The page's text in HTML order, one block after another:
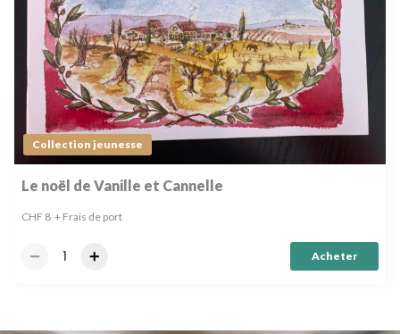
Collection jeunesse
Le noël de Vanille et Cannelle
CHF 8 + Frais de port
Acheter